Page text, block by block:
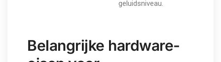
geluidsniveau.
Belangrijke hardware-